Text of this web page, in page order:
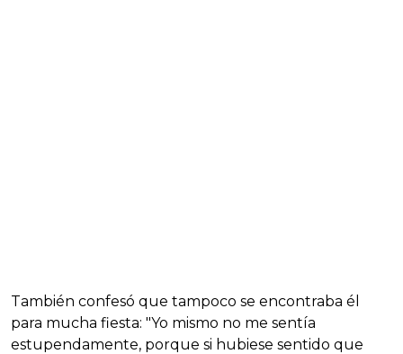
También confesó que tampoco se encontraba él
para mucha fiesta: "Yo mismo no me sentía
estupendamente, porque si hubiese sentido que